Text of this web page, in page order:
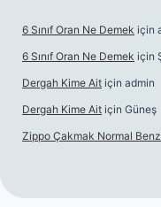
6 Sınıf Oran Ne Demek için
6 Sınıf Oran Ne Demek için
Dergah Kime Ait için admin
Dergah Kime Ait için Güneş
Zippo Çakmak Normal